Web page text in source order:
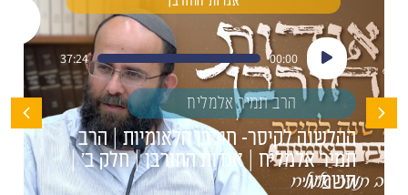
נגן
אודיו
00:00
37:24
הרב תמיר אלמליח
ההלשנה לקיסר- חורבן הלאומיות | הרב
תמיר אלמליח | אגדות החורבן | חלק ב' |
תשפ"ו